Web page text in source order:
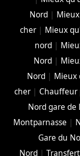
Nord|
cher| Mieux
nord |
Nord |
Nord| Mieux
cher| Chauffeur
Nord gare de
Montparnasse |
Gare du
Nord |